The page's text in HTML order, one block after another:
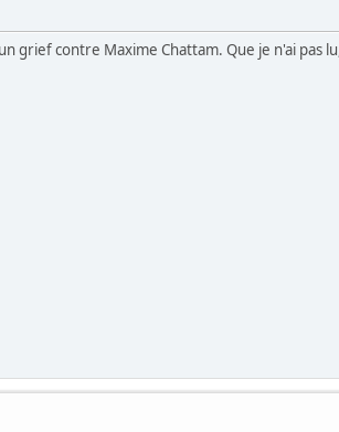
grief contre Maxime Chattam. Que je n'ai pas